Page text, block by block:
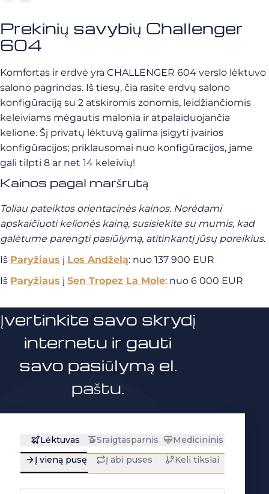
Prekinių savybių Challenger
604
Komfortas ir erdvė yra CHALLENGER 604 verslo lėktuvo
salono pagrindas. Iš tiesų, čia rasite erdvų salono
konfigūraciją su 2 atskiromis zonomis, leidžiančiomis
keleiviams mėgautis malonia ir atpalaiduojančia
kelione. Šį privatų lėktuvą galima įsigyti įvairios
konfigūracijos; priklausomai nuo konfigūracijos, jame
gali tilpti 8 ar net 14 keleivių!
Kainos pagal maršrutą
Toliau pateiktos orientacinės kainos. Norėdami
apskaičiuoti kelionės kainą, susisiekite su mumis, kad
galėtume parengti pasiūlymą, atitinkantį jūsų poreikius.
Iš Paryžiaus į Los Andželą: nuo 137 900 EUR
Iš Paryžiaus į Sen Tropez La Mole: nuo 6 000 EUR
Įvertinkite savo skrydį
internetu ir gauti
savo pasiūlymą el.
paštu.